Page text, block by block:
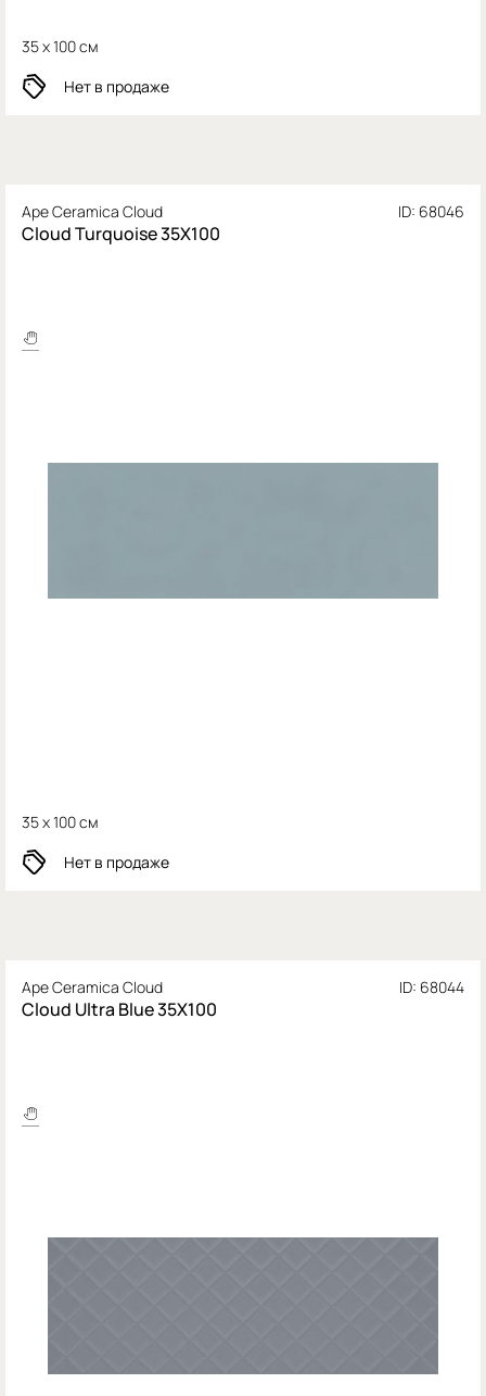
35 x 100 см
Нет в продаже
Ape Ceramica Cloud ID: 68046
Cloud Turquoise 35X100
35 x 100 см
Нет в продаже
Ape Ceramica Cloud ID: 68044
Cloud Ultra Blue 35X100